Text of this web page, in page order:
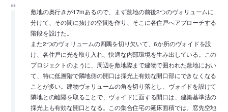
敷地の奥行きが17mあるので、まず敷地の前後2つのヴォリュームに
分けて、その間に抜けの空間を作り、そこに各住戸へアプローチする
階段を設けた。
また2つのヴォリュームの四隅を切り欠いて、6か所のヴォイドを設
け、各住戸に光を取り入れ、快適な内部環境を生み出している。この
プロジェクトのように、周辺を敷地際まで建物で囲われた敷地におい
て、特に低層階で隣地側の開口は採光上有効な開口部にできなくなる
ことが多い。建物ヴォリュームの角を切り落とし、ヴォイドを設けて
隣地との離隔を取ることで、ヴォイドに面する開口は、建築基準法の
採光上も有効な開口となる。この集合住宅の延床面積では、窓先空地